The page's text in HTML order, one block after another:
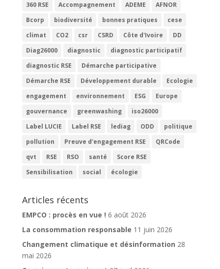
360 RSE Accompagnement ADEME
AFNOR
Bcorp
biodiversité bonnes pratiques
cese
climat
CO2 csr CSRD Côte d'Ivoire
DD
Diag26000
diagnostic
diagnostic participatif
diagnostic RSE
Démarche participative
Démarche RSE
Développement durable
Ecologie
engagement
environnement ESG
Europe
gouvernance
greenwashing
iso26000
Label LUCIE
Label RSE lediag ODD
politique
pollution
Preuve d'engagement RSE
QRCode
qvt
RSE RSO santé
Score RSE
Sensibilisation
social écologie
Articles récents
EMPCO : procès en vue ! 6 août 2026
La consommation responsable 11 juin 2026
Changement climatique et désinformation 28
mai 2026